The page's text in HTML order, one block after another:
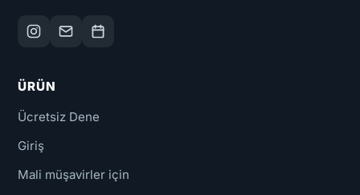
ÜRÜN
Ücretsiz Dene
Giriş
Mali müşavirler için